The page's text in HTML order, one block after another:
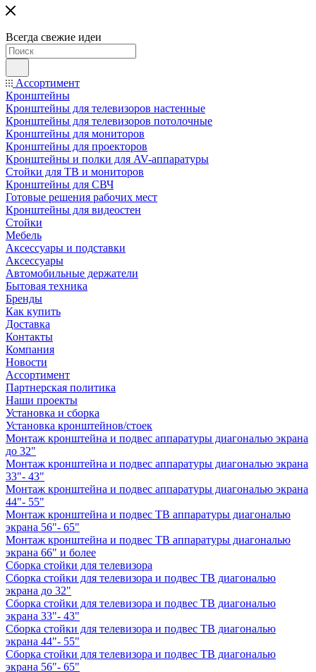
Всегда свежие идеи
Ассортимент
Кронштейны
Кронштейны для телевизоров настенные
Кронштейны для телевизоров потолочные
Кронштейны для мониторов
Кронштейны для проекторов
Кронштейны и полки для AV-аппаратуры
Стойки для ТВ и мониторов
Кронштейны для СВЧ
Готовые решения рабочих мест
Кронштейны для видеостен
Стойки
Мебель
Аксессуары и подставки
Аксессуары
Автомобильные держатели
Бытовая техника
Бренды
Как купить
Доставка
Контакты
Компания
Новости
Ассортимент
Партнерская политика
Наши проекты
Установка и сборка
Установка кронштейнов/стоек
Монтаж кронштейна и подвес аппаратуры диагональю экрана
до 32"
Монтаж кронштейна и подвес аппаратуры диагональю экрана
33"- 43"
Монтаж кронштейна и подвес аппаратуры диагональю экрана
44"- 55"
Монтаж кронштейна и подвес ТВ аппаратуры диагональю
экрана 56"- 65"
Монтаж кронштейна и подвес ТВ аппаратуры диагональю
экрана 66" и более
Сборка стойки для телевизора
Сборка стойки для телевизора и подвес ТВ диагональю
экрана до 32"
Сборка стойки для телевизора и подвес ТВ диагональю
экрана 33"- 43"
Сборка стойки для телевизора и подвес ТВ диагональю
экрана 44"- 55"
Сборка стойки для телевизора и подвес ТВ диагональю
экрана 56"- 65"